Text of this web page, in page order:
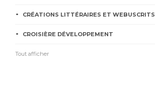
CRÉATIONS LITTÉRAIRES ET WEBUSCRITS
CROISIÈRE DÉVELOPPEMENT
Tout afficher